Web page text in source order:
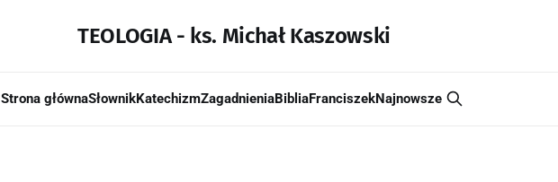
TEOLOGIA - ks. Michał Kaszowski
Strona głównaSłownikKatechizmZagadnieniaBibliaFranciszekNajnowsze